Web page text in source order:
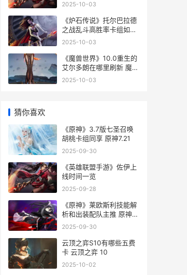
2025-10-03
《炉石传说》托尔巴拉德
之战乱斗高胜率卡组如何
组合 炉石传说托奇攻略
2025-10-03
《魔兽世界》10.0重生的
艾尔多朗在哪里刷新 魔兽
世界10级可以进的副本
2025-10-03
猜你喜欢
《原神》3.7版七圣召唤
胡桃卡组同享 原神7.21
2025-09-30
《英雄联盟手游》佐伊上
线时间一览
2025-09-28
《原神》莱欧斯利技能解
析和出装配队主推 原神莱
欧斯特
2025-09-30
云顶之弈S10有哪些五费
卡 云顶之弈 10
2025-10-02